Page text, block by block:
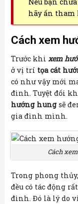
hãy ấn tham
Cách xem
Trước khi xem
ở vị trí tọa cát
có như vậy mới
đình. Tuyệt đối
hướng hung sẽ
gia đình mình.
Cách
Trong phong thủy,
đều có tác động
đình. Đó là lý do